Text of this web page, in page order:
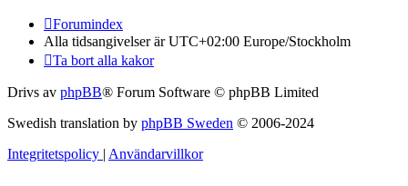
Forumindex
Alla tidsangivelser är UTC+02:00 Europe/Stockholm
Ta bort alla kakor
Drivs av phpBB® Forum Software © phpBB Limited
Swedish translation by phpBB Sweden © 2006-2024
Integritetspolicy | Användarvillkor